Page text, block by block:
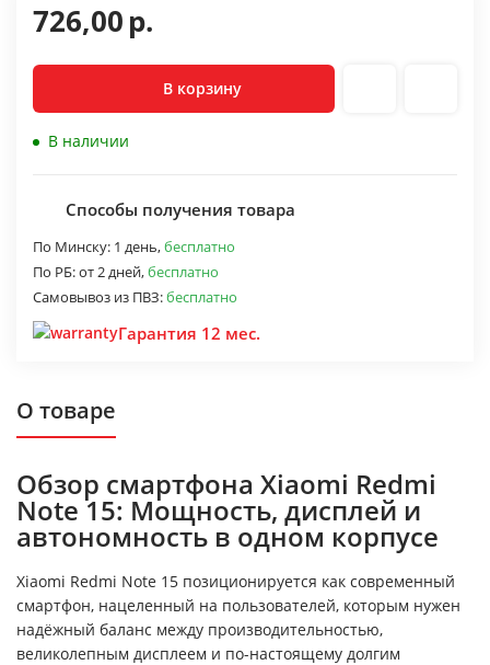
726,00р.
В корзину
В наличии
Способы получения товара
По Минску: 1 день,бесплатно
По РБ:от 2 дней,бесплатно
Самовывоз из ПВЗ:бесплатно
Гарантия 12 мес.
О товаре
Обзор смартфона Xiaomi Redmi
Note 15: Мощность, дисплей и
автономность в одном корпусе
Xiaomi Redmi Note 15 позиционируется как современный
смартфон, нацеленный на пользователей, которым нужен
надёжный баланс между производительностью,
великолепным дисплеем и по-настоящему долгим